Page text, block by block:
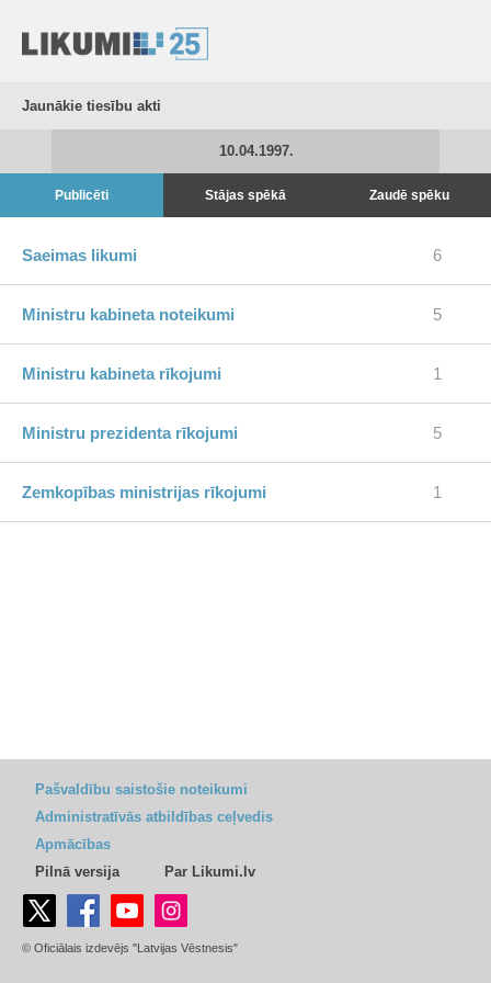
Jaunākie tiesību akti
10.04.1997.
Publicēti Stājas spēkā Zaudē spēku
Saeimas likumi 6
Ministru kabineta noteikumi 5
Ministru kabineta rīkojumi 1
Ministru prezidenta rīkojumi 5
Zemkopības ministrijas rīkojumi 1
Pašvaldību saistošie noteikumi
Administratīvās atbildības ceļvedis
Apmācības
Pilnā versija
Par Likumi.lv
© Oficiālais izdevējs "Latvijas Vēstnesis"